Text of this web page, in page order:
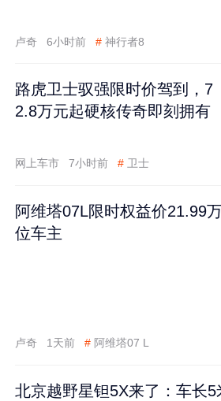
卢奇 6小时前 # 神行者8
路虎卫士驭强限时价驾到，7
2.8万元起硬核传奇即刻拥有
网上车市 7小时前 # 卫士
阿维塔07L限时权益价21.99
位车主
卢奇 1天前 # 阿维塔07 L
北京越野星钽5X来了：车长